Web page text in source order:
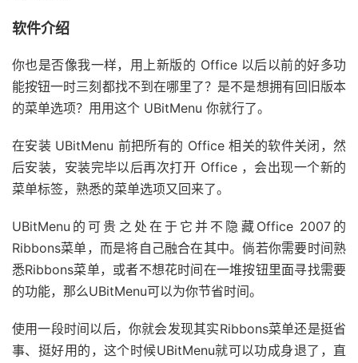
软件介绍
你也是否像我一样，用上新版的 Office 以后以前的好多功
能按钮一时三刻都找不到在哪里了？是不是想拥有回旧版本
的菜单选项？用用这个 UBitMenu 你就行了。
在安装 UBitMenu 前把所有的 Office 相关的软件关闭，然
后安装，安装完毕以后再次打开 Office ，会出现一个新的
菜单标签，熟悉的菜单选项又回来了。
UBitMenu的可贵之处在于它并不隐藏Office 2007的
Ribbons菜单，而是将自己融合在其中。倘若你需要时间熟
悉Ribbons菜单，或者不想花时间在一堆按钮里面寻找需要
的功能，那么UBitMenu可以为你节省时间。
使用一段时间以后，你就会发现其实Ribbons菜单还是挺省
事、挺好用的，这个时候UBitMenu就可以功成身退了，直